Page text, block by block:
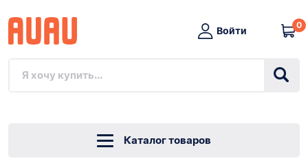
Войти
0
Каталог товаров